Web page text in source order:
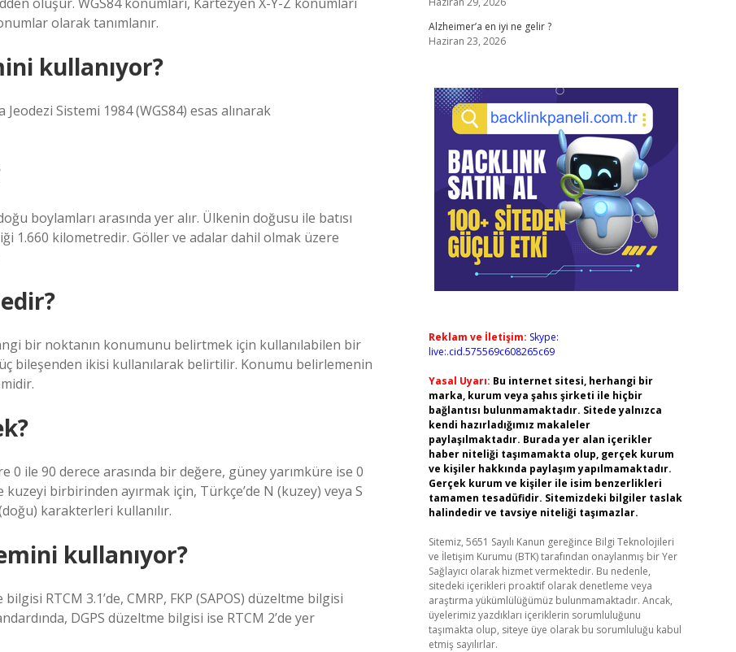
olarak tanımlanır.
kullanıyor?
Sistemi 1984 (WGS84) esas alınarak
boylamları arasında yer alır. Ülkenin doğusu ile batısı
1.660 kilometredir. Göller ve adalar dahil olmak üzere
bir noktanın konumunu belirtmek için kullanılabilen bir
bileşenden ikisi kullanılarak belirtilir. Konumu belirlemenin
0 ile 90 derece arasında bir değere, güney yarımküre ise 0
birbirinden ayırmak için, Türkçe’de N (kuzey) veya S
karakterleri kullanılır.
kullanıyor?
RTCM 3.1’de, CMRP, FKP (SAPOS) düzeltme bilgisi
DGPS düzeltme bilgisi ise RTCM 2’de yer
Alzheimer’a en iyi ne gelir ?
Haziran 23, 2026
Reklam ve İletişim: Skype:
live:.cid.575569c608265c69
Yasal Uyarı: Bu internet sitesi, herhangi bir
marka, kurum veya şahıs şirketi ile hiçbir
bağlantısı bulunmamaktadır. Sitede yalnızca
kendi hazırladığımız makaleler
paylaşılmaktadır. Burada yer alan içerikler
haber niteliği taşımamakta olup, gerçek kurum
ve kişiler hakkında paylaşım yapılmamaktadır.
Gerçek kurum ve kişiler ile isim benzerlikleri
tamamen tesadüfidir. Sitemizdeki bilgiler taslak
halindedir ve tavsiye niteliği taşımazlar.
Sitemiz, 5651 Sayılı Kanun gereğince Bilgi Teknolojileri
ve İletişim Kurumu (BTK) tarafından onaylanmış bir Yer
Sağlayıcı olarak hizmet vermektedir. Bu nedenle,
sitedeki içerikleri proaktif olarak denetleme veya
araştırma yükümlülüğümüz bulunmamaktadır. Ancak,
üyelerimiz yazdıkları içeriklerin sorumluluğunu
taşımakta olup, siteye üye olarak bu sorumluluğu kabul
etmiş sayılırlar.